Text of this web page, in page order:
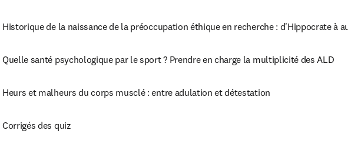
Historique de la naissance de la préoccupation éthique en recherche : d'Hippocrate à
Quelle santé psychologique par le sport ? Prendre en charge la multiplicité des ALD
Heurs et malheurs du corps musclé : entre adulation et détestation
Corrigés des quiz